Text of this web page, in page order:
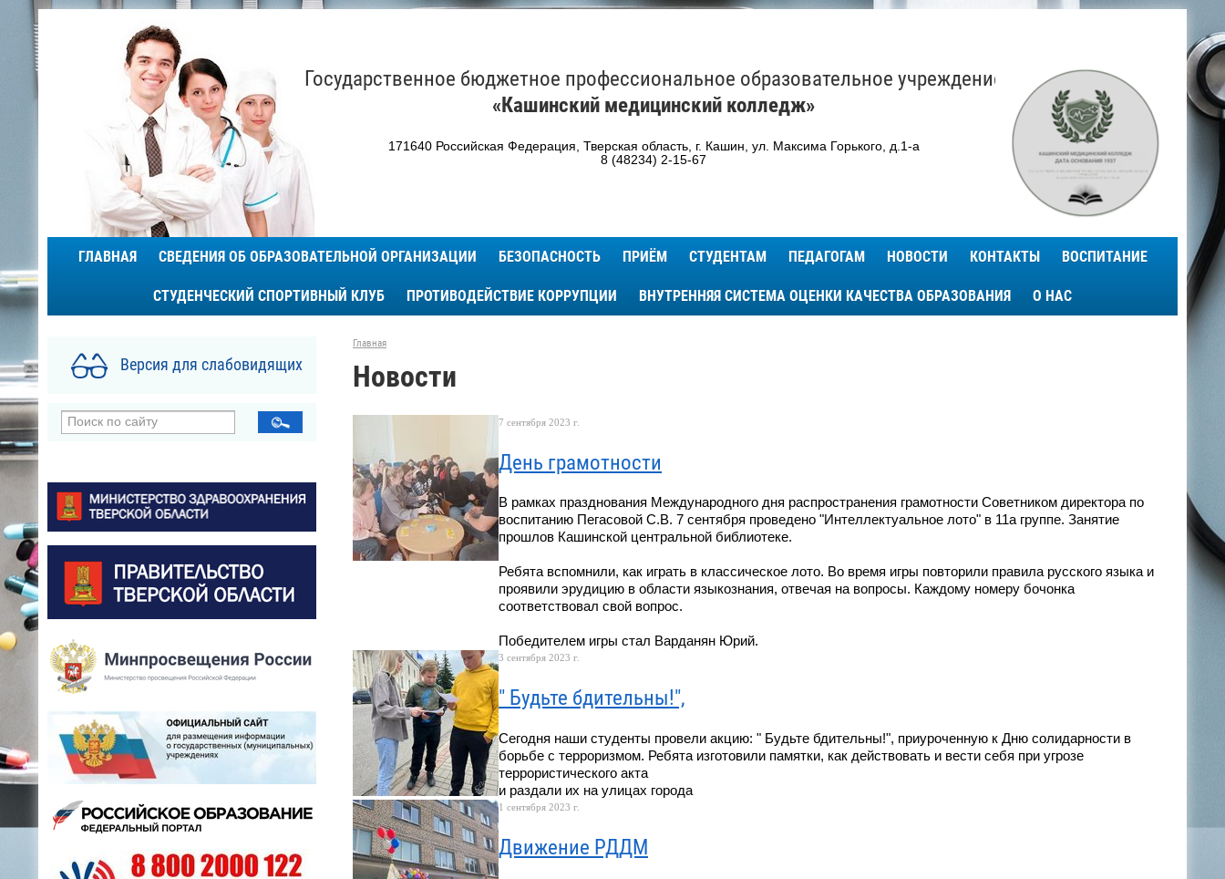
Государственное бюджетное профессиональное образовательное учреждение
«Кашинский медицинский колледж»
171640 Российская Федерация, Тверская область, г. Кашин, ул. Максима Горького, д.1-а
8 (48234) 2-15-67
ГЛАВНАЯ СВЕДЕНИЯ ОБ ОБРАЗОВАТЕЛЬНОЙ ОРГАНИЗАЦИИ БЕЗОПАСНОСТЬ ПРИЁМ СТУДЕНТАМ ПЕДАГОГАМ НОВОСТИ КОНТАКТЫ ВОСПИТАНИЕ
СТУДЕНЧЕСКИЙ СПОРТИВНЫЙ КЛУБ ПРОТИВОДЕЙСТВИЕ КОРРУПЦИИ ВНУТРЕННЯЯ СИСТЕМА ОЦЕНКИ КАЧЕСТВА ОБРАЗОВАНИЯ О НАС
Версия для слабовидящих
Главная
Новости
7 сентября 2023 г.
День грамотности
В рамках празднования Международного дня распространения грамотности Советником директора по
воспитанию Пегасовой С.В. 7 сентября проведено "Интеллектуальное лото" в 11а группе. Занятие
прошлов Кашинской центральной библиотеке.
Ребята вспомнили, как играть в классическое лото. Во время игры повторили правила русского языка и
проявили эрудицию в области языкознания, отвечая на вопросы. Каждому номеру бочонка
соответствовал свой вопрос.
Победителем игры стал Варданян Юрий.
3 сентября 2023 г.
" Будьте бдительны!",
Сегодня наши студенты провели акцию: " Будьте бдительны!", приуроченную к Дню солидарности в
борьбе с терроризмом. Ребята изготовили памятки, как действовать и вести себя при угрозе
террористического акта
и раздали их на улицах города
1 сентября 2023 г.
Движение РДДМ